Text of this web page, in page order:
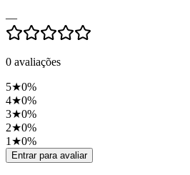
—
0 avaliações
5★0%
4★0%
3★0%
2★0%
1 ★0%
Entrar para avaliar